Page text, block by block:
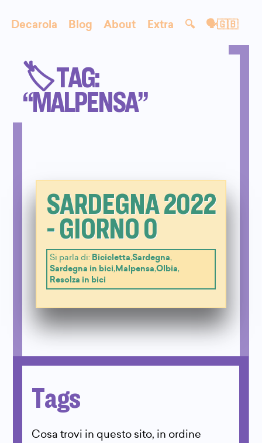
Decarola Blog About Extra 🔍 🗣🇬🇧
🏷️ TAG:
“MALPENSA”
SARDEGNA 2022
- GIORNO 0
Si parla di: Bicicletta,Sardegna,
Sardegna in bici,Malpensa,Olbia,
Resolza in bici
Tags
Cosa trovi in questo sito, in ordine